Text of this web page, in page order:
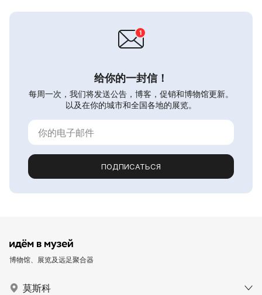
给你的一封信！
每周一次，我们将发送公告，博客，促销和博物馆更新。
以及在你的城市和全国各地的展览。
ПОДПИСАТЬСЯ
博物馆、展览及远足聚合器
莫斯科